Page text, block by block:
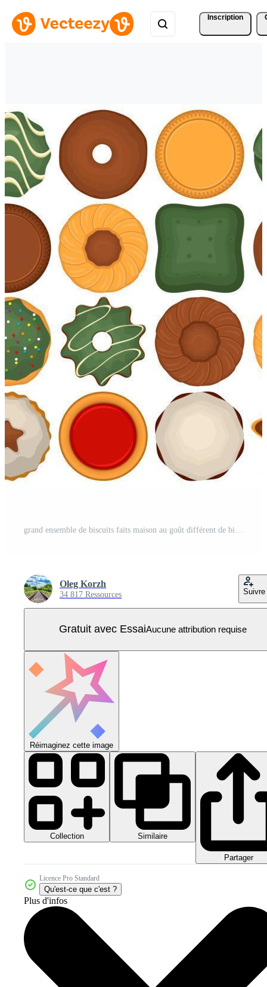
Inscription
Oleg Korzh
34 817 Ressources Suivre
Gratuit avec EssaiAucune attribution requise
Réimaginez cette image
Collection Similaire
Partager
Licence Pro Standard
Qu'est-ce que c'est ?
Plus d'infos